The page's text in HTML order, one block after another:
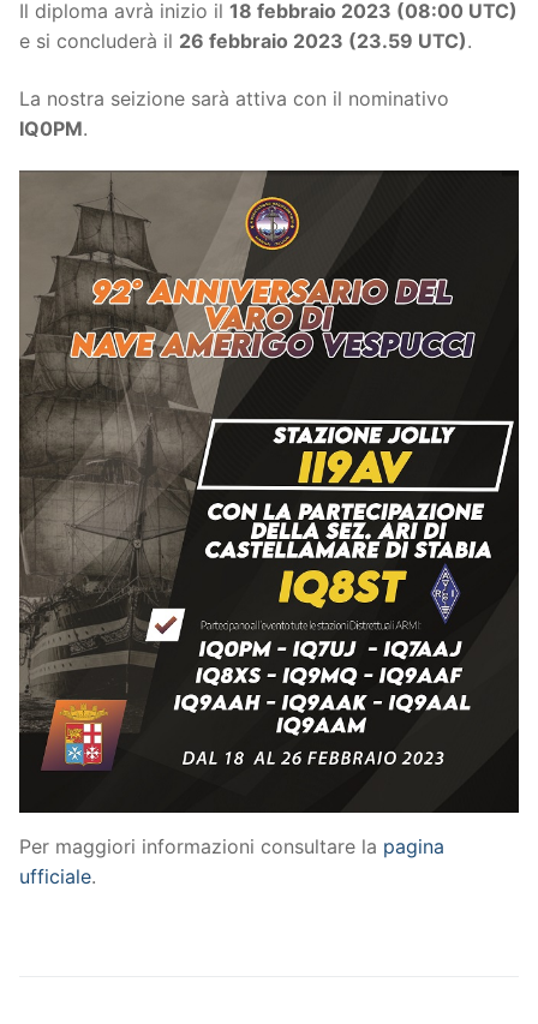
Il diploma avrà inizio il 18 febbraio 2023 (08:00 UTC)
e si concluderà il 26 febbraio 2023 (23.59 UTC).
La nostra seizione sarà attiva con il nominativo
IQ0PM.
Per maggiori informazioni consultare la pagina
ufficiale.